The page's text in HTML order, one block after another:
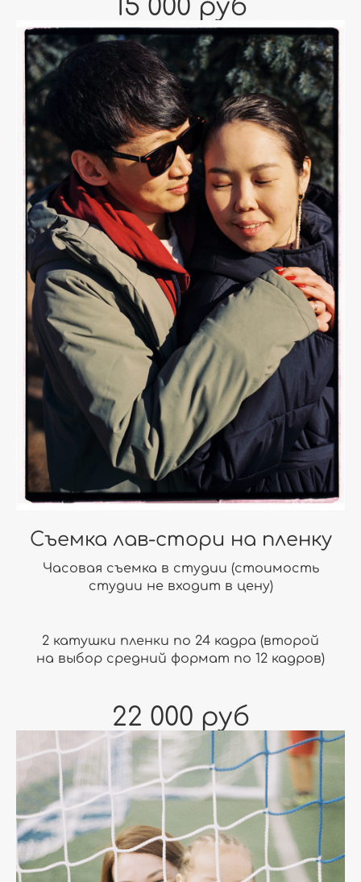
15 000 руб
Съемка лав-стори на пленку
Часовая съемка в студии (стоимость
студии не входит в цену)
2 катушки пленки по 24 кадра (второй
на выбор средний формат по 12 кадров)
22 000 руб